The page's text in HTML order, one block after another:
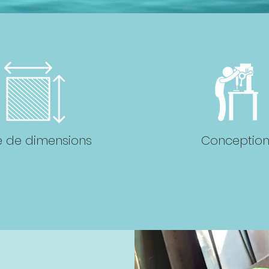
de dimensions Conception